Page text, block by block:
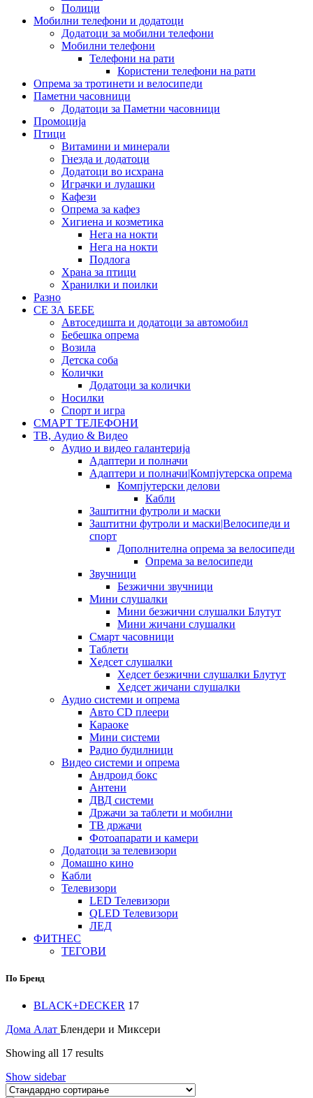
Полици
Мобилни телефони и додатоци
Додатоци за мобилни телефони
Мобилни телефони
Телефони на рати
Користени телефони на рати
Опрема за тротинети и велосипеди
Паметни часовници
Додатоци за Паметни часовници
Промоција
Птици
Витамини и минерали
Гнезда и додатоци
Додатоци во исхрана
Играчки и лулашки
Кафези
Опрема за кафез
Хигиена и козметика
Нега на нокти
Нега на нокти
Подлога
Храна за птици
Хранилки и поилки
Разно
СЕ ЗА БЕБЕ
Автоседишта и додатоци за автомобил
Бебешка опрема
Возила
Детска соба
Колички
Додатоци за колички
Носилки
Спорт и игра
СМАРТ ТЕЛЕФОНИ
ТВ, Аудио & Видео
Аудио и видео галантерија
Адаптери и полначи
Адаптери и полначи|Компјутерска опрема
Компјутерски делови
Кабли
Заштитни футроли и маски
Заштитни футроли и маски|Велосипеди и
спорт
Дополнителна опрема за велосипеди
Опрема за велосипеди
Звучници
Безжични звучници
Мини слушалки
Мини безжични слушалки Блутут
Мини жичани слушалки
Смарт часовници
Таблети
Хедсет слушалки
Хедсет безжични слушалки Блутут
Хедсет жичани слушалки
Аудио системи и опрема
Авто CD плеери
Караоке
Мини системи
Радио будилници
Видео системи и опрема
Андроид бокс
Антени
ДВД системи
Држачи за таблети и мобилни
ТВ држачи
Фотоапарати и камери
Додатоци за телевизори
Домашно кино
Кабли
Телевизори
LED Телевизори
QLED Телевизори
ЛЕД
ФИТНЕС
ТЕГОВИ
По Бренд
BLACK+DECKER 17
Дома Алат Блендери и Миксери
Showing all 17 results
Show sidebar